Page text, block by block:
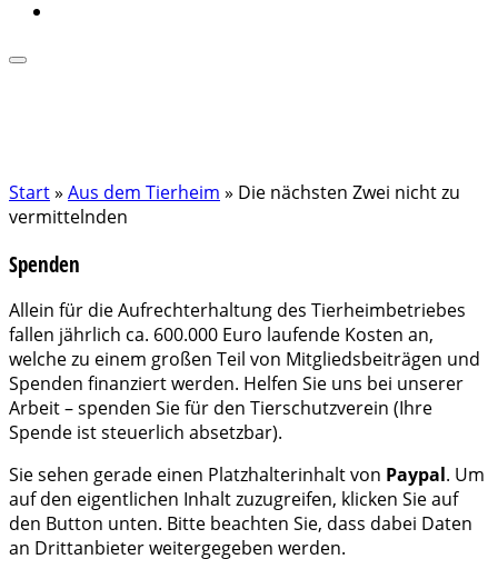
Start» Aus dem Tierheim » Die nächsten Zwei nicht zu
vermittelnden
Spenden
Allein für die Aufrechterhaltung des Tierheimbetriebes
fallen jährlich ca. 600.000 Euro laufende Kosten an,
welche zu einem großen Teil von Mitgliedsbeiträgen und
Spenden finanziert werden. Helfen Sie uns bei unserer
Arbeit – spenden Sie für den Tierschutzverein (Ihre
Spende ist steuerlich absetzbar).
Sie sehen gerade einen Platzhalterinhalt von Paypal. Um
auf den eigentlichen Inhalt zuzugreifen, klicken Sie auf
den Button unten. Bitte beachten Sie, dass dabei Daten
an Drittanbieter weitergegeben werden.